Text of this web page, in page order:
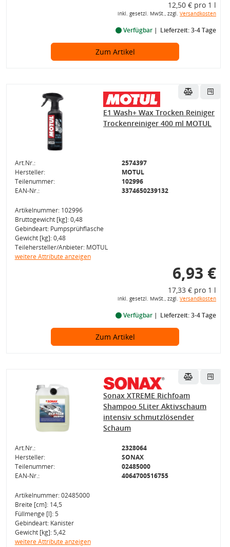
12,50 € pro 1 l
inkl. gesetzl. MwSt., zzgl. Versandkosten
Verfügbar Lieferzeit: 3-4 Tage
Zum Artikel
E1 Wash+ Wax Trocken Reiniger
Trockenreiniger 400 ml MOTUL
Art.Nr.:
2574397
Hersteller:
MOTUL
Teilenummer:
102996
EAN-Nr.:
3374650239132
Artikelnummer: 102996
Bruttogewicht [kg]: 0,48
Gebindeart: Pumpsprühflasche
Gewicht [kg]: 0,48
Teilehersteller/Anbieter: MOTUL
weitere Attribute anzeigen
6,93 €
17,33 € pro 1 l
inkl. gesetzl. MwSt., zzgl. Versandkosten
Verfügbar Lieferzeit: 3-4 Tage
Zum Artikel
Sonax XTREME Richfoam
Shampoo 5Liter Aktivschaum
intensiv schmutzlösender
Schaum
Art.Nr.:
2328064
Hersteller:
SONAX
Teilenummer:
02485000
EAN-Nr.:
4064700516755
Artikelnummer: 02485000
Breite [cm]: 14,5
Füllmenge [l]: 5
Gebindeart: Kanister
Gewicht [kg]: 5,42
weitere Attribute anzeigen